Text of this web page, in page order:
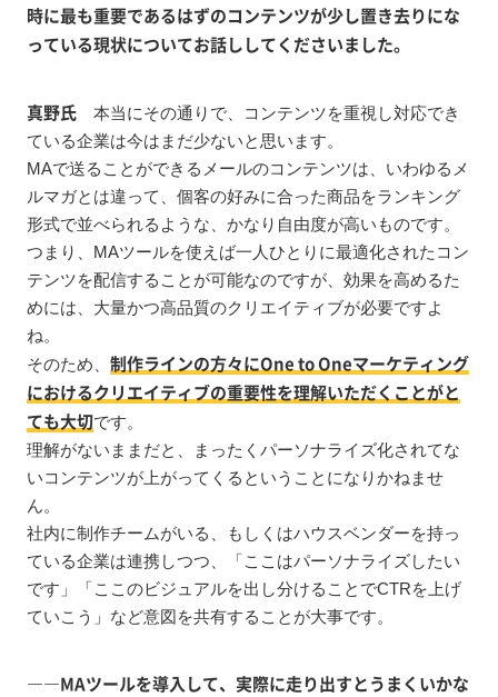
時に最も重要であるはずのコンテンツが少し置き去りにな
っている現状についてお話ししてくださいました。
真野氏本当にその通りで、コンテンツを重視し対応でき
ている企業は今はまだ少ないと思います。
MAで送ることができるメールのコンテンツは、いわゆるメ
ルマガとは違って、個客の好みに合った商品をランキング
形式で並べられるような、かなり自由度が高いものです。
つまり、MAツールを使えば一人ひとりに最適化されたコン
テンツを配信することが可能なのですが、効果を高めるた
めには、大量かつ高品質のクリエイティブが必要ですよ
ね。
そのため、 制作ラインの方々にOne to Oneマーケティング
におけるクリエイティブの重要性を理解いただくことがと
ても大切です。
理解がないままだと、まったくパーソナライズ化されてな
いコンテンツが上がってくるということになりかねませ
ん。
社内に制作チームがいる、もしくはハウスベンダーを持っ
ている企業は連携しつつ、「ここはパーソナライズしたい
です」「ここのビジュアルを出し分けることでCTRを上げ
ていこう」など意図を共有することが大事です。
――MAツールを導入して、実際に走り出すとうまくいかな